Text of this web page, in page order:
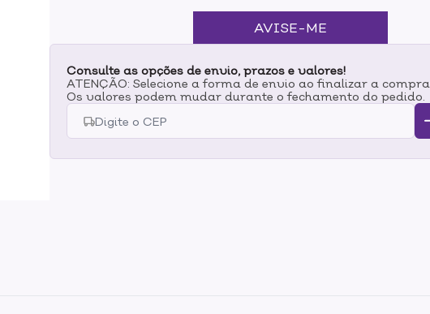
AVISE-ME
Consulte as opções de envio, prazos e valores!
ATENÇÃO: Selecione a forma de envio ao finalizar a compra.
Os valores podem mudar durante o fechamento do pedido.